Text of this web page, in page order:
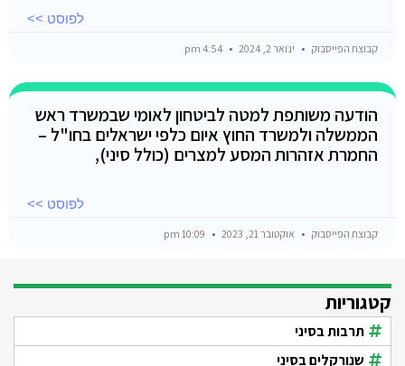
לפוסט >>
קבוצת הפייסבוק ינואר 2, 2024
הודעה משותפת למטה לביטחון לאומי שבמשרד ראש
הממשלה ולמשרד החוץ איום כלפי ישראלים בחו"ל –
החמרת אזהרות המסע למצרים (כולל סיני),
לפוסט >>
קבוצת הפייסבוק אוקטובר 21, 2023
קטגוריות
תרבות בסיני
שנורקלים בסיני